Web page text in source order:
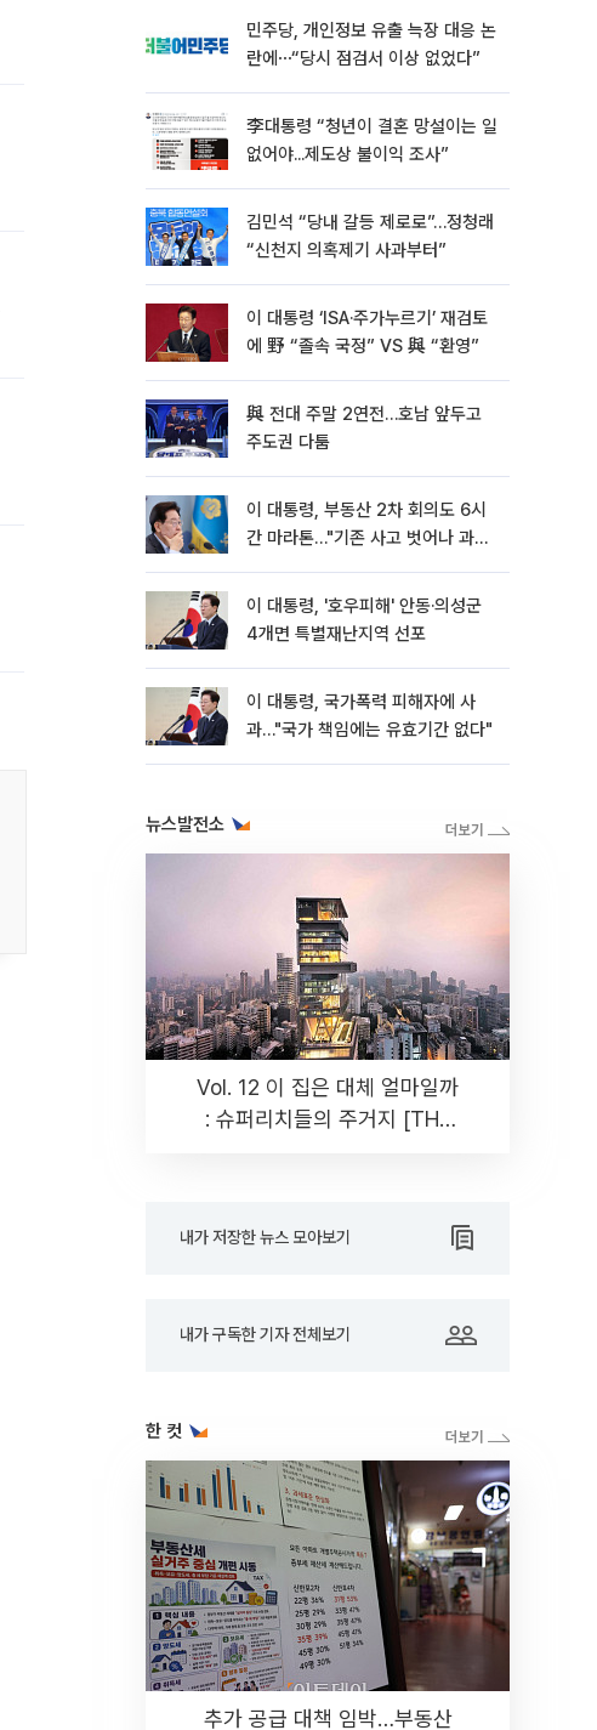
민주당, 개인정보 유출 늑장 대응 논
란에⋯“당시 점검서 이상 없었다”
李대통령 “청년이 결혼 망설이는 일
없어야...제도상 불이익 조사”
김민석 “당내 갈등 제로로”…정청래
“신천지 의혹제기 사과부터”
이 대통령 ‘ISA·주가누르기’ 재검토
에 野 “졸속 국정” VS 與 “환영”
與 전대 주말 2연전…호남 앞두고
주도권 다툼
이 대통령, 부동산 2차 회의도 6시
간 마라톤…"기존 사고 벗어나 과감
이 대통령, '호우피해' 안동·의성군
4개면 특별재난지역 선포
이 대통령, 국가폭력 피해자에 사
과…"국가 책임에는 유효기간 없다"
뉴스발전소
Vol. 12 이 집은 대체 얼마일까
: 슈퍼리치들의 주거지 [THE
내가 저장한 뉴스 모아보기
내가 구독한 기자 전체보기
한 컷
추가 공급 대책 임박…부동산